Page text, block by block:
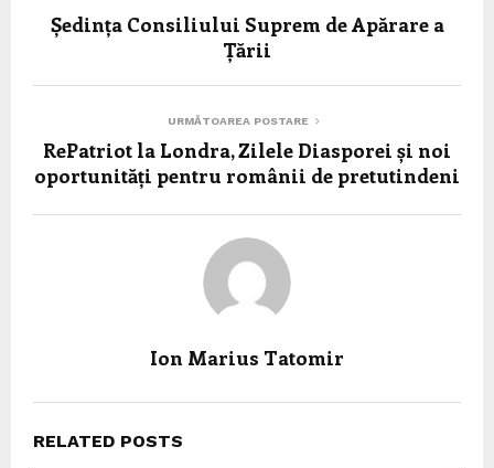
Ședința Consiliului Suprem de Apărare a
Țării
URMĂTOAREA POSTARE
RePatriot la Londra, Zilele Diasporei și noi
oportunități pentru românii de pretutindeni
Ion Marius Tatomir
RELATED POSTS